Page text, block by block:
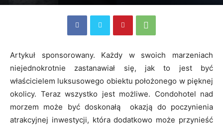
Artykuł sponsorowany. Każdy w swoich marzeniach
niejednokrotnie zastanawiał się, jak to jest być
właścicielem luksusowego obiektu położonego w pięknej
okolicy. Teraz wszystko jest możliwe. Condohotel nad
morzem może być doskonałą okazją do poczynienia
atrakcyjnej inwestycji, która dodatkowo może przynieść